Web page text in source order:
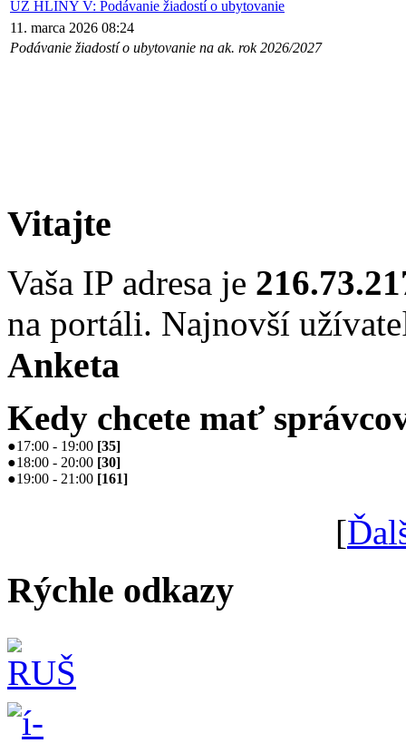
UZ HLINY V: Podávanie žiadostí o ubytovanie
11. marca 2026 08:24
Podávanie žiadostí o ubytovanie na ak. rok 2026/2027
Vitajte
Vaša IP adresa je
na portáli. Najnovší
Anketa
Kedy chcete mať
●17:00 - 19:00 [35]
●18:00 - 20:00 [30]
●19:00 - 21:00 [161]
[
Rýchle odkazy